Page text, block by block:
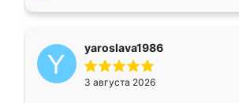
yaroslava1986
3 августа 2026